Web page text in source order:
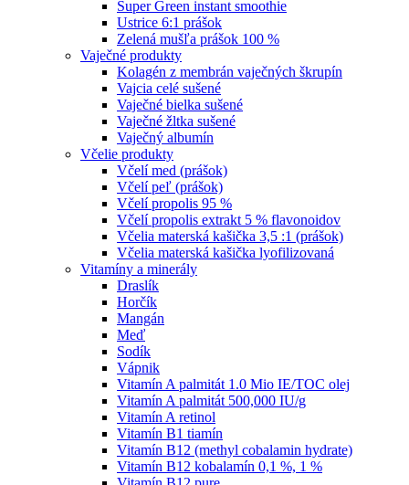
Super Green instant smoothie
Ustrice 6:1 prášok
Zelená mušľa prášok 100 %
Vaječné produkty
Kolagén z membrán vaječných škrupín
Vajcia celé sušené
Vaječné bielka sušené
Vaječné žltka sušené
Vaječný albumín
Včelie produkty
Včelí med (prášok)
Včelí peľ (prášok)
Včelí propolis 95 %
Včelí propolis extrakt 5 % flavonoidov
Včelia materská kašička 3,5 :1 (prášok)
Včelia materská kašička lyofilizovaná
Vitamíny a minerály
Draslík
Horčík
Mangán
Meď
Sodík
Vápnik
Vitamín A palmitát 1.0 Mio IE/TOC olej
Vitamín A palmitát 500,000 IU/g
Vitamín A retinol
Vitamín B1 tiamín
Vitamín B12 (methyl cobalamin hydrate)
Vitamín B12 kobalamín 0,1 %, 1 %